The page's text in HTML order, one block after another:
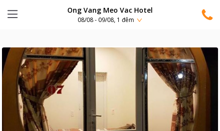
Ong Vang Meo Vac Hotel
08/08 - 09/08, 1 đêm